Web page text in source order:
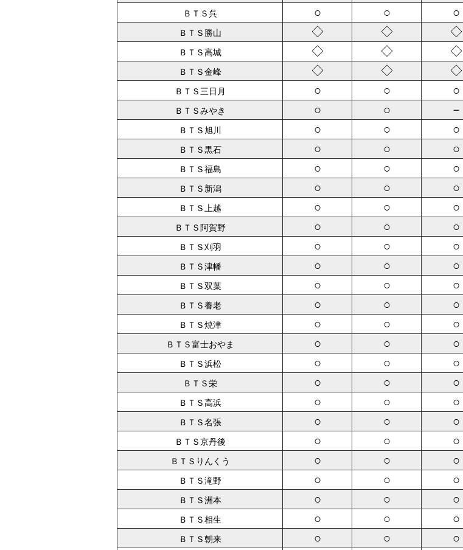
ＢＴＳ呉 ○ ○ ○
ＢＴＳ勝山 ◇ ◇ ◇
ＢＴＳ高城 ◇ ◇ ◇
ＢＴＳ金峰 ◇ ◇ ◇
ＢＴＳ三日月 ○ ○ ○
ＢＴＳみやき ○ ○ －
ＢＴＳ旭川 ○ ○ ○
ＢＴＳ黒石 ○ ○ ○
ＢＴＳ福島 ○ ○ ○
ＢＴＳ新潟 ○ ○ ○
ＢＴＳ上越 ○ ○ ○
ＢＴＳ阿賀野 ○ ○ ○
ＢＴＳ刈羽 ○ ○ ○
ＢＴＳ津幡 ○ ○ ○
ＢＴＳ双葉 ○ ○ ○
ＢＴＳ養老 ○ ○ ○
ＢＴＳ焼津 ○ ○ ○
ＢＴＳ富士おやま ○ ○ ○
ＢＴＳ浜松 ○ ○ ○
ＢＴＳ栄 ○ ○ ○
ＢＴＳ高浜 ○ ○ ○
ＢＴＳ名張 ○ ○ ○
ＢＴＳ京丹後 ○ ○ ○
ＢＴＳりんくう ○ ○ ○
ＢＴＳ滝野 ○ ○ ○
ＢＴＳ洲本 ○ ○ ○
ＢＴＳ相生 ○ ○ ○
ＢＴＳ朝来 ○ ○ ○